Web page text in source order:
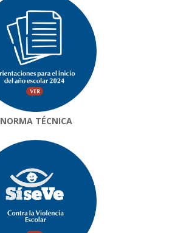
NORMA TÉCNICA